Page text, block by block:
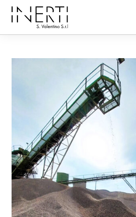
AZIENDA
Siti Operativi
Ciclo Produttivo
Premi
PRODOTTI
Ghiaie
Ghiaini Tondi